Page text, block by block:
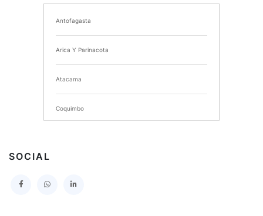
I MUNICIPALIDAD DE CHIMBARONGO
INSTITUTO NACIONAL DE DEPORTES DE CHILE
SERVICIO DE SALUD DEL MAULE HOSPITAL DE
TALCA
I MUNICIPALIDAD DE PROVIDENCIA
SERVICIO DE SALUD TALCAHUANO HOSPITAL DE
Antofagasta
Arica Y Parinacota
Atacama
Coquimbo
SOCIAL